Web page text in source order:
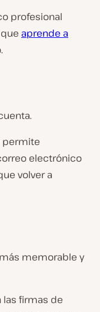
profesional
aprende a
permite
electrónico
volver a
memorable y
las firmas de